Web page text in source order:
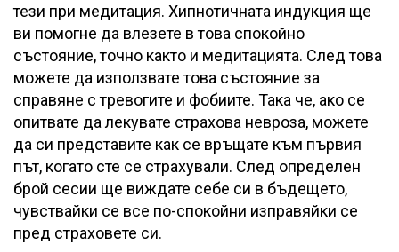
тези при медитация. Хипнотичната индукция ще
ви помогне да влезете в това спокойно
състояние, точно както и медитацията. След това
можете да използвате това състояние за
справяне с тревогите и фобиите. Така че, ако се
опитвате да лекувате страхова невроза, можете
да си представите как се връщате към първия
път, когато сте се страхували. След определен
брой сесии ще виждате себе си в бъдещето,
чувствайки се все по-спокойни изправяйки се
пред страховете си.